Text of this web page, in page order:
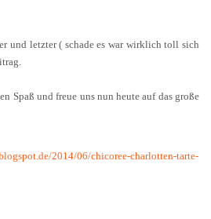
und letzter ( schade es war wirklich toll sich
Spaß und freue uns nun heute auf das große
2014/06/chicoree-charlotten-tarte-